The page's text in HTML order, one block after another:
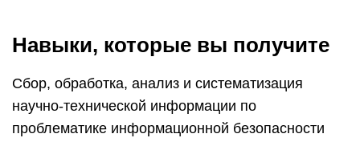
Навыки, которые вы получите
Сбор, обработка, анализ и систематизация
научно-технической информации по
проблематике информационной безопасности